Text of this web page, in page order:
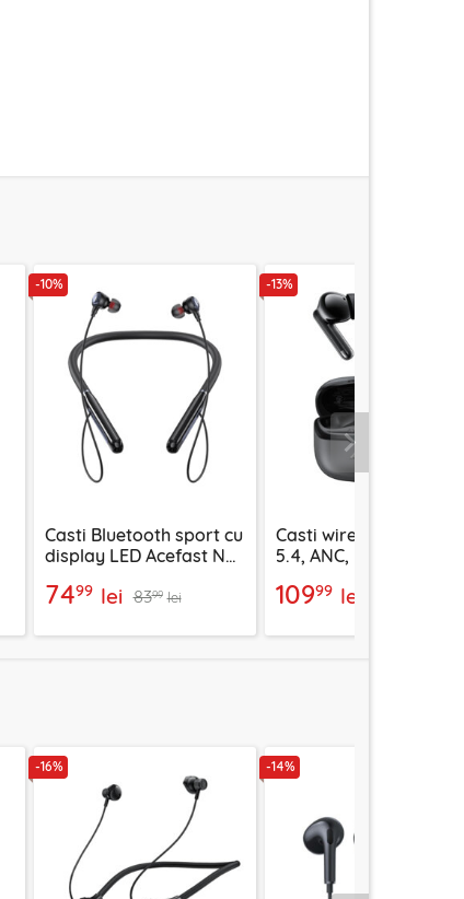
-10%
Casti Bluetooth sport cu
display LED Acefast N5,
7499 lei 8399 lei
-13%
Casti wireless
5.4, ANC, ENC, Acefast
10999 lei
-16% -14%